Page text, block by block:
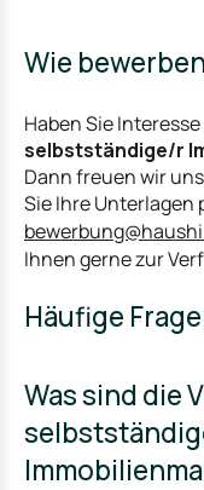
Wie
Haben Sie
selbstständige/r
Dann freuen wir
Sie Ihre Unterlagen
Ihnen gerne zur
Häufige
Was sind die